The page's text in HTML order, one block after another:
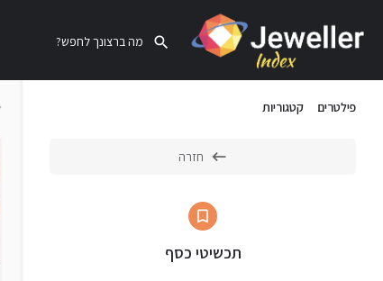
פילטרים קטגוריות
חזרה
תכשיטי כסף